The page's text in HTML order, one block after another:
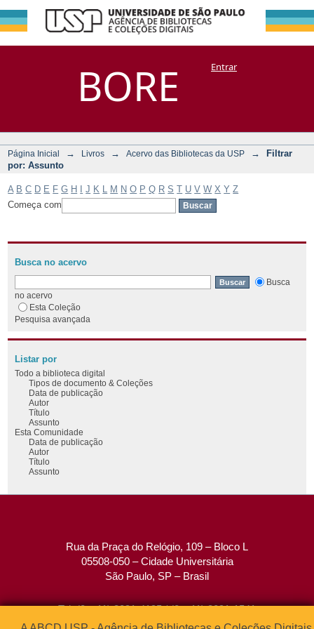
BORE
Filtrar por:
Assunto
DSpace/Manakin + CoriscoEntrar
Página Inicial → Livros → Acervo das Bibliotecas da USP →
Filtrar
por: Assunto
A B C D E F G H J K M N O P Q R S T U V W X Y Z
Começa com
Busca no acervo
Busca
no acervo
Esta Coleção
Pesquisa avançada
Listar por
Todo a biblioteca digital
Tipos de documento & Coleções
Data de publicação
Autor
Título
Assunto
Esta Comunidade
Data de publicação
Autor
Título
Assunto
Rua da Praça do Relógio, 109 – Bloco L
05508-050 – Cidade Universitária
São Paulo, SP – Brasil
Tel: (0xx11) 3091-4195 / (0xx11) 3091-1541
Fax: (0xx11) 3091-1567